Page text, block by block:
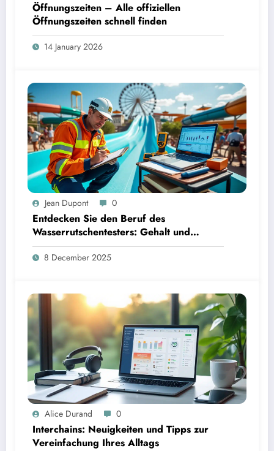
Öffnungszeiten – Alle offiziellen
Öffnungszeiten schnell finden
14 January 2026
Jean Dupont 0
Entdecken Sie den Beruf des
Wasserrutschentesters: Gehalt und
Karrierechancen
8 December 2025
Alice Durand 0
Interchains: Neuigkeiten und Tipps zur
Vereinfachung Ihres Alltags